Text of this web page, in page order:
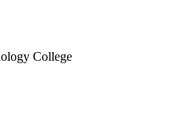
College